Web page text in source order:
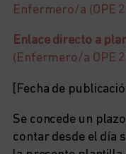
Enfermero/a (OPE
Enlace directo a
(Enfermero/a OPE
[Fecha de
Se concede un
contar desde el día